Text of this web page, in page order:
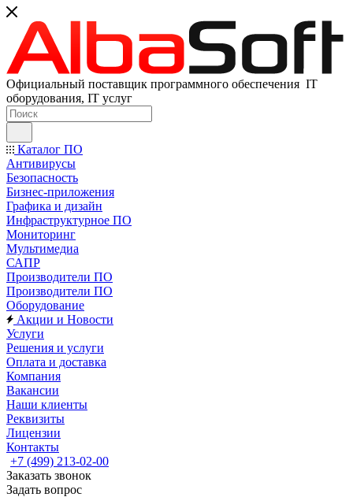
Официальный поставщик программного обеспечения IT
оборудования, IT услуг
Каталог ПО
Антивирусы
Безопасность
Бизнес-приложения
Графика и дизайн
Инфраструктурное ПО
Мониторинг
Мультимедиа
САПР
Производители ПО
Производители ПО
Оборудование
Акции и Новости
Услуги
Решения и услуги
Оплата и доставка
Компания
Вакансии
Наши клиенты
Реквизиты
Лицензии
Контакты
+7 (499) 213-02-00
Заказать звонок
Задать вопрос